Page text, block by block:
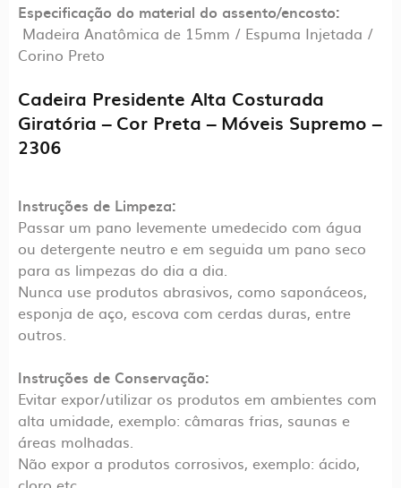
Especificação do material do assento/encosto:
Madeira Anatômica de 15mm / Espuma Injetada /
Corino Preto
Cadeira Presidente Alta Costurada
Giratória – Cor Preta – Móveis Supremo –
2306
Instruções de Limpeza:
Passar um pano levemente umedecido com água
ou detergente neutro e em seguida um pano seco
para as limpezas do dia a dia.
Nunca use produtos abrasivos, como saponáceos,
esponja de aço, escova com cerdas duras, entre
outros.
Instruções de Conservação:
Evitar expor/utilizar os produtos em ambientes com
alta umidade, exemplo: câmaras frias, saunas e
áreas molhadas.
Não expor a produtos corrosivos, exemplo: ácido,